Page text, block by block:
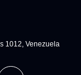
1012, Venezuela